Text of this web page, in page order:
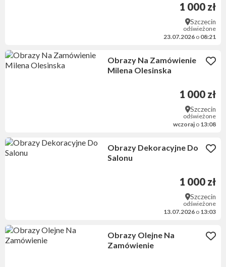
1 000 zł
Szczecin
odświeżone
23.07.2026 o 08:21
Obrazy Na Zamówienie
Milena Olesinska
1 000 zł
Szczecin
odświeżone
wczoraj o 13:08
Obrazy Dekoracyjne Do
Salonu
1 000 zł
Szczecin
odświeżone
13.07.2026 o 13:03
Obrazy Olejne Na
Zamówienie